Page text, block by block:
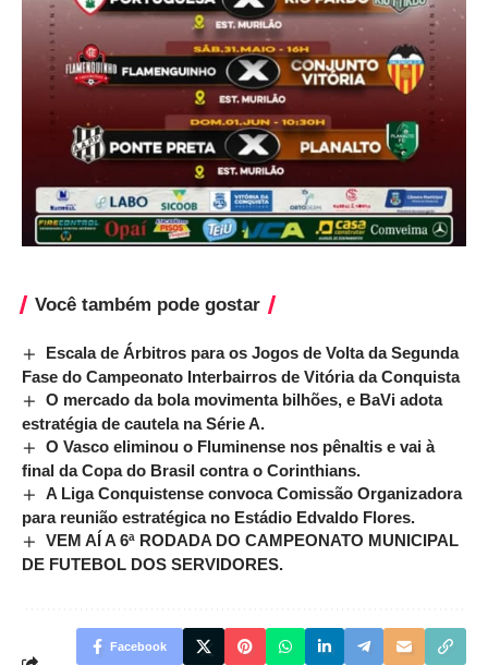
Você também pode gostar
Escala de Árbitros para os Jogos de Volta da Segunda
Fase do Campeonato Interbairros de Vitória da Conquista
O mercado da bola movimenta bilhões, e BaVi adota
estratégia de cautela na Série A.
O Vasco eliminou o Fluminense nos pênaltis e vai à
final da Copa do Brasil contra o Corinthians.
A Liga Conquistense convoca Comissão Organizadora
para reunião estratégica no Estádio Edvaldo Flores.
VEM AÍ A 6ª RODADA DO CAMPEONATO MUNICIPAL
DE FUTEBOL DOS SERVIDORES.
Facebook